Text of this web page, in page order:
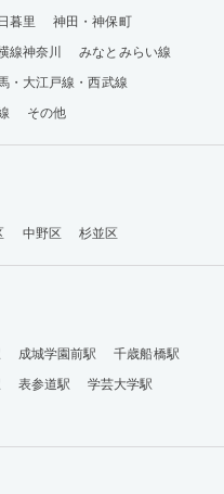
暮里
神田・神保町
線神奈川
みなとみらい線
・大江戸線・西武線
その他
中野区 杉並区
成城学園前駅
千歳船橋駅
表参道駅
学芸大学駅